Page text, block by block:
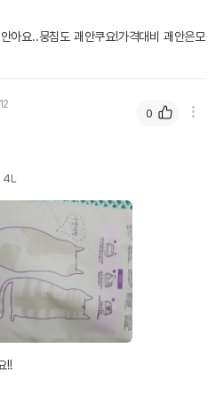
아요..뭉침도 괘안쿠요!가격대비 괘안은모
4L
!!
0